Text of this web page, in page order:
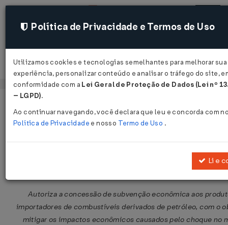
Acessar
Publicado no DOU em 13 mai 2026
Autoriza a concessão de subvenção econômica aos
importadores de combustíveis derivados de petróleo, com o
mitigar os impactos econômicos causados pelo choque no
Política de Privacidade e Termos de Uso
Utilizamos cookies e tecnologias semelhantes para melhorar sua
experiência, personalizar conteúdo e analisar o tráfego do site,
conformidade com a Lei Geral de Proteção de Dados (Lei nº
– LGPD).
Ao continuar navegando, você declara que leu e concorda com
Política de Privacidade e nosso Termo de Uso .
Li e